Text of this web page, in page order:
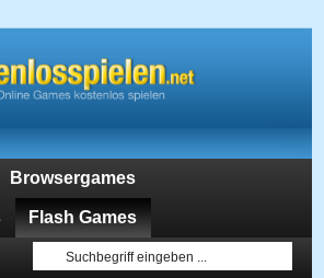
Browsergames
Flash Games